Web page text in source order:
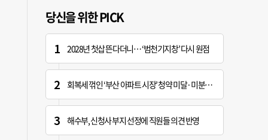
당신을 위한 PICK
2028년 첫삽 뜬다더니… ‘범천기지창’ 다시 원점
회복세 꺾인 ‘부산 아파트 시장’ 청약 미달·미분양 심화
해수부, 신청사 부지 선정에 직원들 의견 반영